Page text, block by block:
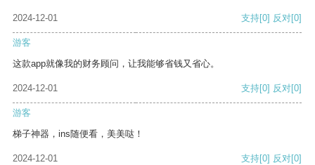
2024-12-01 支持[0] 反对[0]
游客
这款app就像我的财务顾问，让我能够省钱又省心。
2024-12-01 支持[0] 反对[0]
游客
梯子神器，ins随便看，美美哒！
2024-12-01 支持[0] 反对[0]